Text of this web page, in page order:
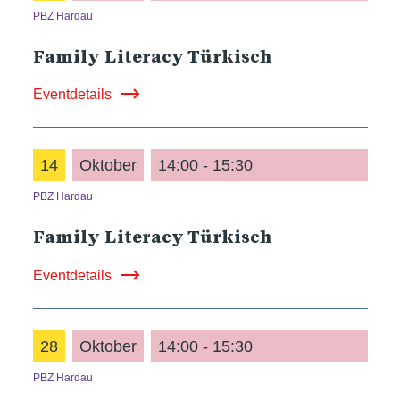
PBZ Hardau
Family Literacy Türkisch
Eventdetails
14 Oktober 14:00 - 15:30
PBZ Hardau
Family Literacy Türkisch
Eventdetails
28 Oktober 14:00 - 15:30
PBZ Hardau